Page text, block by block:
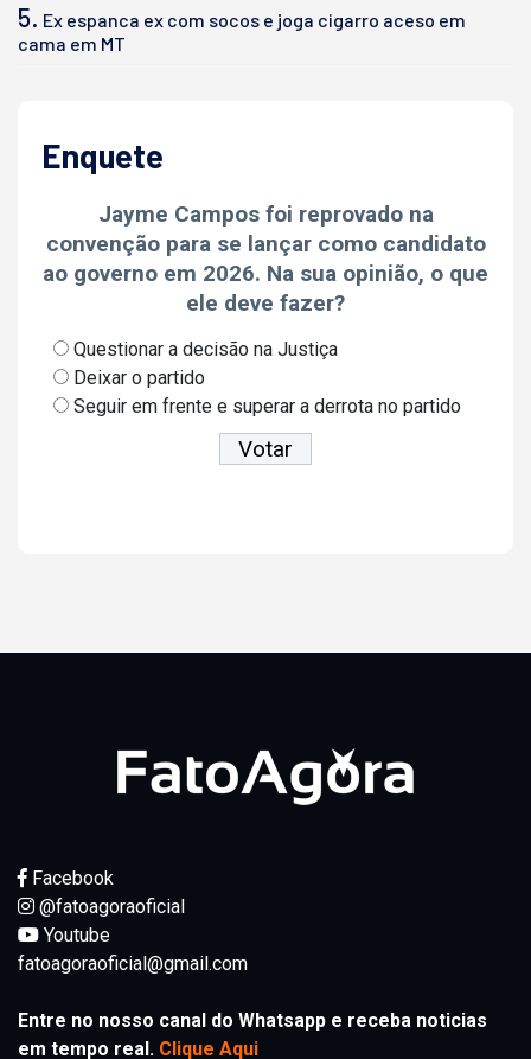
5. Ex espanca ex com socos e joga cigarro aceso em
cama em MT
Enquete
Jayme Campos foi reprovado na
convenção para se lançar como candidato
ao governo em 2026. Na sua opinião, o que
ele deve fazer?
Questionar a decisão na Justiça
Deixar o partido
Seguir em frente e superar a derrota no partido
Facebook
@fatoagoraoficial
Youtube
fatoagoraoficial@gmail.com
Entre no nosso canal do Whatsapp e receba noticias
em tempo real. Clique Aqui